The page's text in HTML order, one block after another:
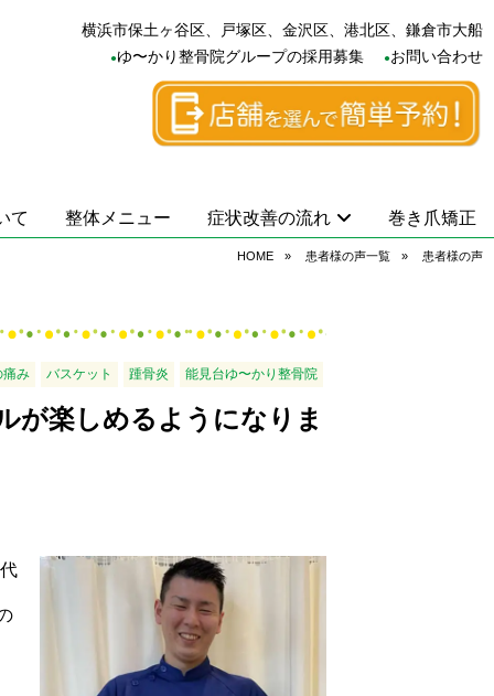
横浜市保土ヶ谷区、戸塚区、金沢区、港北区、鎌倉市大船
ゆ〜かり整骨院グループの採用募集
お問い合わせ
て 整体メニュー 症状改善の流れ 巻き爪矯正
HOME 患者様の声一覧 患者様の声
痛み バスケット 踵骨炎 能見台ゆ〜かり整骨院
が楽しめるようになりま